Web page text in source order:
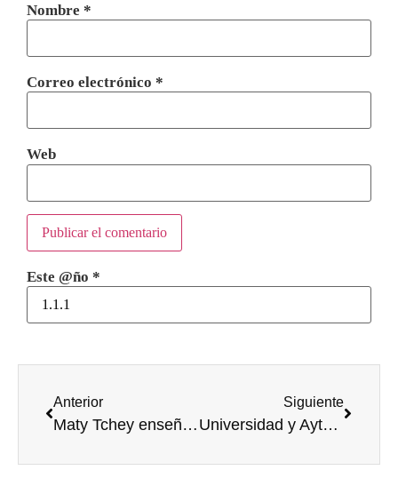
Nombre *
Correo electrónico *
Web
Este @ño *
Anterior
Maty Tchey enseñó a comunicar un proyecto
Siguiente
Universidad y Ayto comprometen máxima colaboración para ordenar las fiestas universitarias